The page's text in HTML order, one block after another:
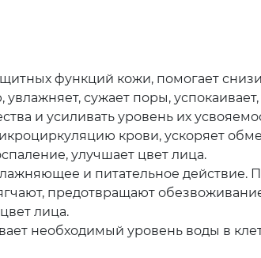
функций кожи, помогает
сужает поры, успокаивает,
и усиливать уровень их
крови, ускоряет
улучшает цвет лица.
и питательное действие.
предотвращают
лица.
необходимый уровень воды в